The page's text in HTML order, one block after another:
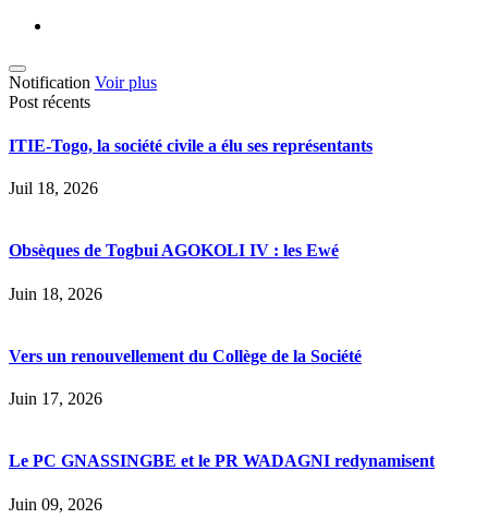
Notification Voir plus
Post récents
ITIE-Togo, la société civile a élu ses représentants
Juil 18, 2026
Obsèques de Togbui AGOKOLI IV : les Ewé
Juin 18, 2026
Vers un renouvellement du Collège de la Société
Juin 17, 2026
Le PC GNASSINGBE et le PR WADAGNI redynamisent
Juin 09, 2026